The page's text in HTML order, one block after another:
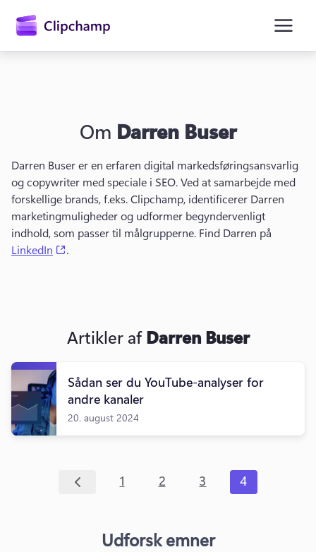
Log på
Prøv det gratis
Om Darren Buser
Darren Buser er en erfaren digital markedsføringsansvarlig
og copywriter med speciale i SEO. Ved at samarbejde med
forskellige brands, f.eks. Clipchamp, identificerer Darren
marketingmuligheder og udformer begyndervenligt
indhold, som passer til målgrupperne. Find Darren på
LinkedIn
.
Artikler afDarren Buser
Sådan ser du YouTube-analyser for
andre kanaler
20. august 2024
1 2 3 4
Udforsk emner